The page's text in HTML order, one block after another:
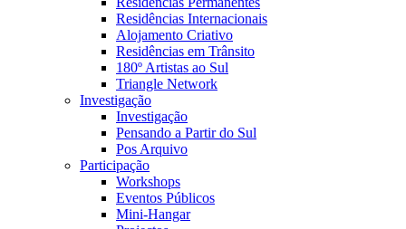
Residências Internacionais
Alojamento Criativo
Residências em Trânsito
180º Artistas ao Sul
Triangle Network
Investigação
Investigação
Pensando a Partir do Sul
Pos Arquivo
Participação
Workshops
Eventos Públicos
Mini-Hangar